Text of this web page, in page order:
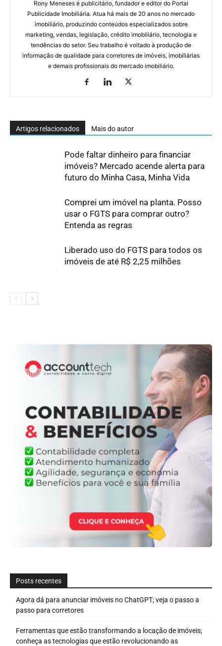
Rony Meneses é publicitário, fundador e editor do Portal
Publicidade Imobiliária. Atua há mais de 20 anos no mercado
imobiliário, produzindo conteúdos especializados sobre
marketing, vendas, legislação, crédito imobiliário, tecnologia e
tendências do setor. Seu trabalho é voltado à produção de
informação de qualidade para corretores de imóveis, imobiliárias
e demais profissionais do mercado imobiliário.
Artigos relacionados Mais do autor
Pode faltar dinheiro para financiar
imóveis? Mercado acende alerta para
futuro do Minha Casa, Minha Vida
Comprei um imóvel na planta. Posso
usar o FGTS para comprar outro?
Entenda as regras
Liberado uso do FGTS para todos os
imóveis de até R$ 2,25 milhões
Posts recentes
Agora dá para anunciar imóveis no ChatGPT; veja o passo a
passo para corretores
Ferramentas que estão transformando a locação de imóveis;
conheça as tecnologias que estão revolucionando as